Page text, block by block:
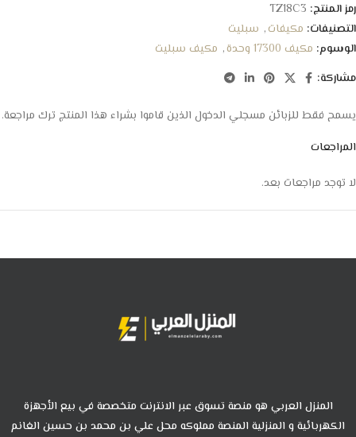
رمز المنتج: TZ18C3
التصنيفات: مكيفات, سبليت
الوسوم: مكيف 17300 وحدة , مكيف سبليت
مشاركة:
المراجعات
لا توجد مراجعات بعد.
يسمح فقط للزبائن مسجلي الدخول الذين قاموا بشراء هذا المنتج ترك مراجعة.
المنزل العربي هو منصة تسوق عبر الانترنت متخصصة في بيع الأجهزة
الكهربائية و المنزلية المنصة مملوكه محل علي بن محمد بن حسين الغانم